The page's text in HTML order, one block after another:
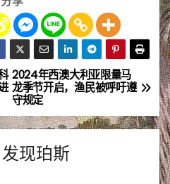
2024年西澳大利亚限量马
龙季节开启，渔民被呼吁遵
守规定
发现珀斯